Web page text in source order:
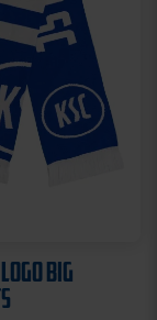
BIG